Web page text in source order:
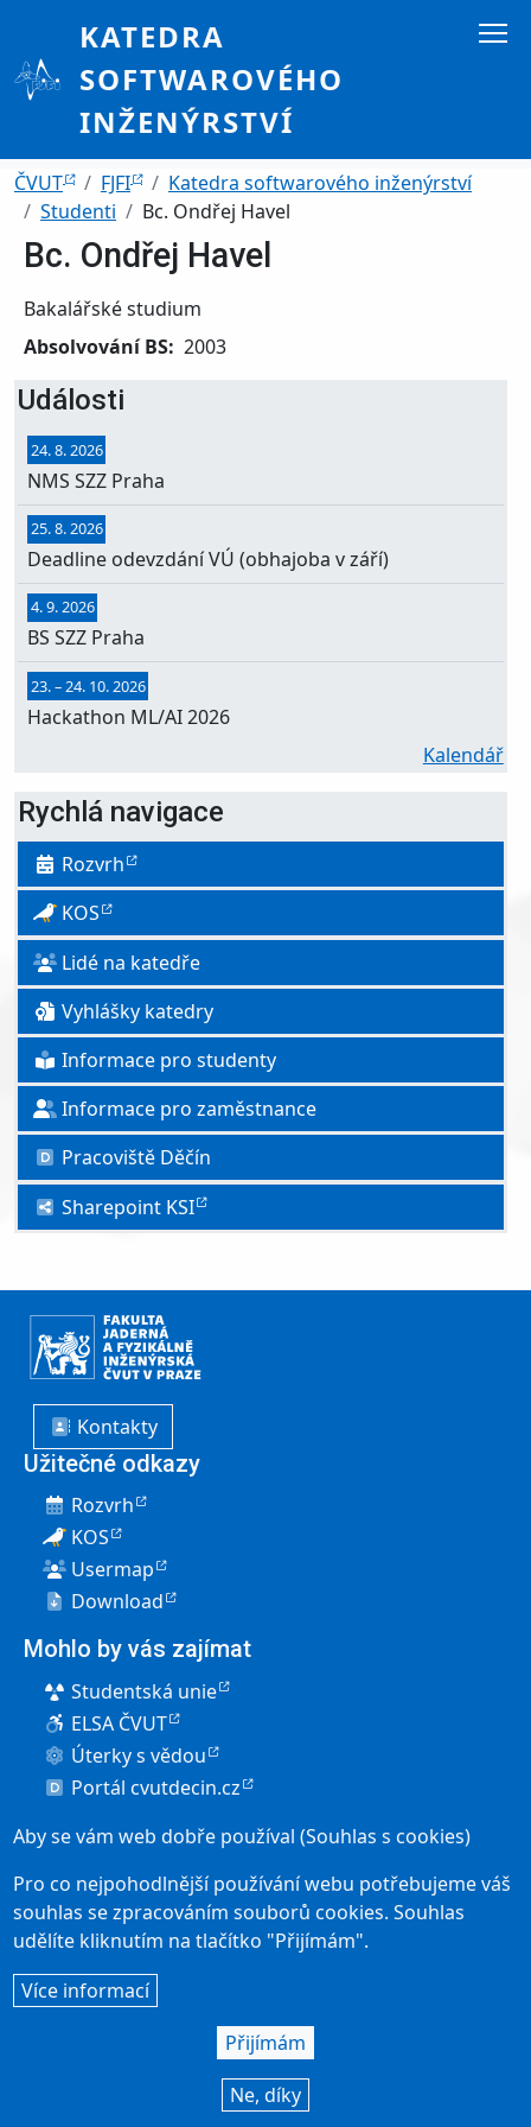
KATEDRA
SOFTWAROVÉHO
INŽENÝRSTVÍ
Drobečková navigace
ČVUT FJFI
Katedra softwarového inženýrství
Studenti
Bc. Ondřej Havel
Události
NMS SZZ Praha
24. 8. 2026
Deadline odevzdání VÚ (obhajoba v září)
25. 8. 2026
BS SZZ Praha
4. 9. 2026
Hackathon ML/AI 2026
23.–24. 10. 2026
Kalendář
Rychlá navigace
Rozvrh
KOS
Lidé na katedře
Vyhlášky katedry
Informace pro studenty
Informace pro zaměstnance
Pracoviště Děčín
Sharepoint KSI
Bc. Ondřej Havel
Bakalářské studium
Absolvování BS 2003
Kontakty
Užitečné odkazy
Rozvrh
KOS
Usermap
Download
Mohlo by vás zajímat
Studentská unie
ELSA ČVUT
Úterky s vědou
Portál cvutdecin.cz
Pro uchazeče
Elektronická přihláška
Přijímací řízení
Studium v Děčíně
User account menu
Přihlásit se
webmaster|Použití cookies
Aby se vám web dobře používal (Souhlas s cookies)
Pro co nejpohodlnější používání webu potřebujeme váš
souhlas se zpracováním souborů cookies. Souhlas
udělíte kliknutím na tlačítko "Přijímám".
Více informací
Přijímám
Ne, díky